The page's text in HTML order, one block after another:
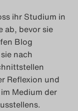
ihr Studium in
ab, bevor sie
Blog
nach
Reflexion und
Medium der